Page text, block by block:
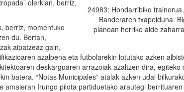
24983: Hondarribiko
Banderaren txapelduna.
planoan herriko alde
olerkian, berriz,
berriz, momentuko
du. Bertan,
aipatzeaz gain,
azalpena eta futbolarekin lotutako azken
deskarguaren arrazoiak azaltzen dira, egiteko
batera. “Notas Municipales” atalak azken udal
amaieran Irungo pilota partiduetako arautegi